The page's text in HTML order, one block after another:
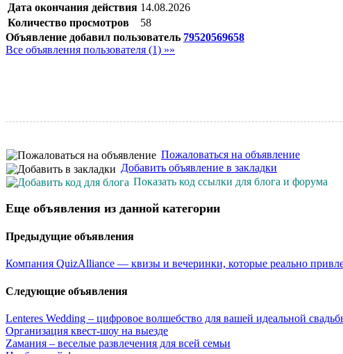
Дата окончания действия 14.08.2026
Количество просмотров
58
Объявление добавил пользователь 79520569658
Все объявления пользователя (1) »»
Пожаловаться на объявление
Добавить объявление в закладки
Показать код ссылки для блога и форума
Еще объявления из данной категории
Предыдущие объявления
Компания QuizAlliance — квизы и вечеринки, которые реально
Следующие объявления
Lenteres Wedding – цифровое волшебство для вашей идеальной
Организация квест-шоу на выезде
Zамания – веселые развлечения для всей семьи